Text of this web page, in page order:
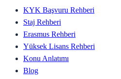
KYK Başvuru Rehberi
Staj Rehberi
Erasmus Rehberi
Yüksek Lisans Rehberi
Konu Anlatımı
Blog